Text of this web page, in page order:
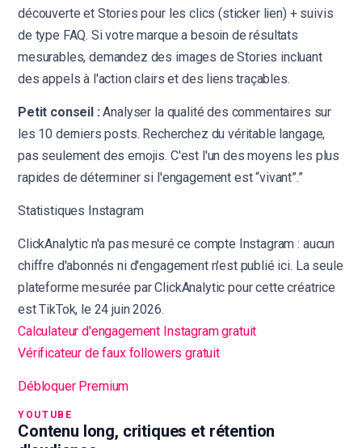
découverte et Stories pour les clics (sticker lien) + suivis
de type FAQ. Si votre marque a besoin de résultats
mesurables, demandez des images de Stories incluant
des appels à l'action clairs et des liens traçables.
Petit conseil : Analyser la qualité des commentaires sur
les 10 derniers posts. Recherchez du véritable langage,
pas seulement des emojis. C'est l'un des moyens les plus
rapides de déterminer si l'engagement est “vivant”.”
Statistiques Instagram
ClickAnalytic n'a pas mesuré ce compte Instagram : aucun
chiffre d'abonnés ni d'engagement n'est publié ici. La seule
plateforme mesurée par ClickAnalytic pour cette créatrice
est TikTok, le 24 juin 2026.
Calculateur d'engagement Instagram gratuit
Vérificateur de faux followers gratuit
Débloquer Premium
YOUTUBE
Contenu long, critiques et rétention